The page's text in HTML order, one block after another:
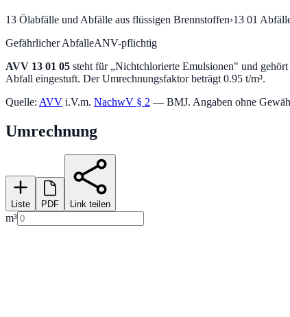
13 Ölabfälle und Abfälle aus flüssigen Brennstoffen›13 01
Gefährlicher AbfalleANV-pflichtig
AVV 13 01 05 steht für „Nichtchlorierte Emulsionen" und
Abfall eingestuft. Der Umrechnungsfaktor beträgt 0.95 t/m³.
Quelle: AVV i.V.m. NachwV § 2 — BMJ. Angaben ohne
Umrechnung
Liste PDF Link teilen
m³